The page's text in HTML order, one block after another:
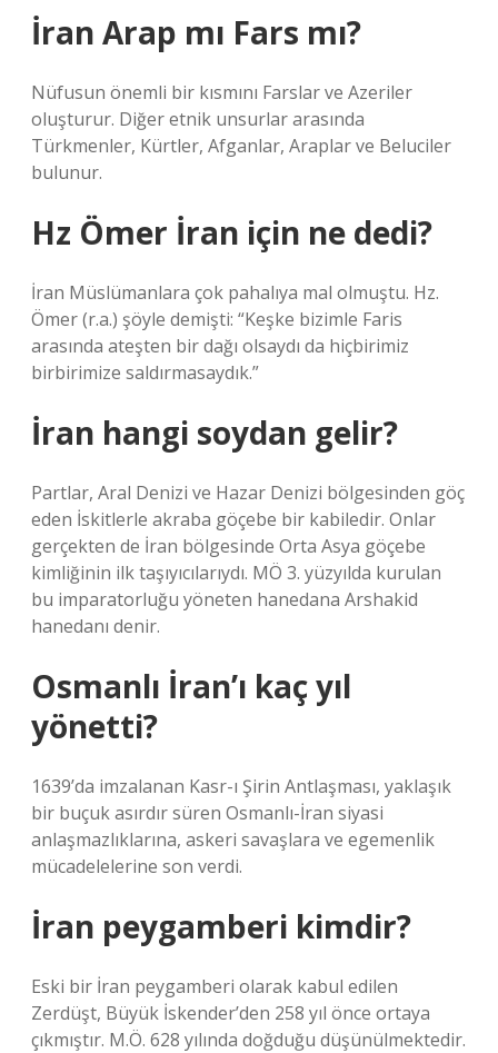
İran Arap mı Fars mı?
Nüfusun önemli bir kısmını Farslar ve Azeriler
oluşturur. Diğer etnik unsurlar arasında
Türkmenler, Kürtler, Afganlar, Araplar ve Beluciler
bulunur.
Hz Ömer İran için ne dedi?
İran Müslümanlara çok pahalıya mal olmuştu. Hz.
Ömer (r.a.) şöyle demişti: “Keşke bizimle Faris
arasında ateşten bir dağı olsaydı da hiçbirimiz
birbirimize saldırmasaydık.”
İran hangi soydan gelir?
Partlar, Aral Denizi ve Hazar Denizi bölgesinden göç
eden İskitlerle akraba göçebe bir kabiledir. Onlar
gerçekten de İran bölgesinde Orta Asya göçebe
kimliğinin ilk taşıyıcılarıydı. MÖ 3. yüzyılda kurulan
bu imparatorluğu yöneten hanedana Arshakid
hanedanı denir.
Osmanlı İran’ı kaç yıl
yönetti?
1639’da imzalanan Kasr-ı Şirin Antlaşması, yaklaşık
bir buçuk asırdır süren Osmanlı-İran siyasi
anlaşmazlıklarına, askeri savaşlara ve egemenlik
mücadelelerine son verdi.
İran peygamberi kimdir?
Eski bir İran peygamberi olarak kabul edilen
Zerdüşt, Büyük İskender’den 258 yıl önce ortaya
çıkmıştır. M.Ö. 628 yılında doğduğu düşünülmektedir.